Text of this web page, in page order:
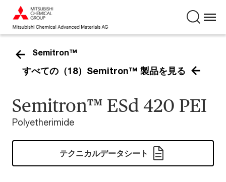
Semitron™
すべての（18）Semitron™ 製品を見る
Semitron™ ESd 420 PEI
Polyetherimide
テクニカルデータシート